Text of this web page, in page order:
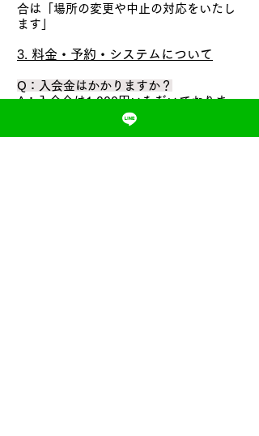
合は「場所の変更や中止の対応をいたし
ます」
3. 料金・予約・システムについて
Q：入会金はかかりますか？
A：入会金は1,000円いただいておりま